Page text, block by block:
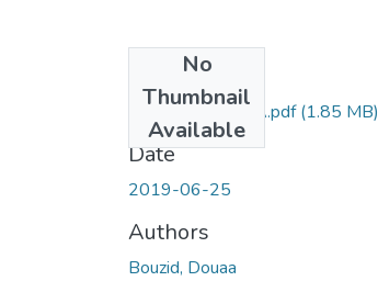
No
Thumbnail
Available
BOUZID-DOUAA.pdf(1.85 MB)
Date
2019-06-25
Authors
Bouzid, Douaa